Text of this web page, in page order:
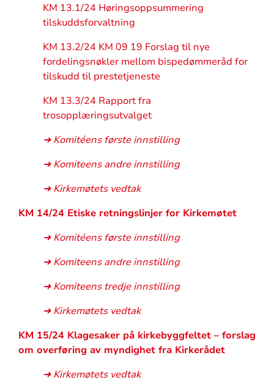
KM 13.1/24 Høringsoppsummering
tilskuddsforvaltning
KM 13.2/24 KM 09 19 Forslag til nye
fordelingsnøkler mellom bispedømmeråd for
tilskudd til prestetjeneste
KM 13.3/24 Rapport fra
trosopplæringsutvalget
➜ Komitéens første innstilling
➜ Komiteens andre innstilling
➜ Kirkemøtets vedtak
KM 14/24 Etiske retningslinjer for Kirkemøtet
➜ Komitéens første innstilling
➜ Komiteens andre innstilling
➜ Komiteens tredje innstilling
➜ Kirkemøtets vedtak
KM 15/24 Klagesaker på kirkebyggfeltet – forslag
om overføring av myndighet fra Kirkerådet
➜ Kirkemøtets vedtak